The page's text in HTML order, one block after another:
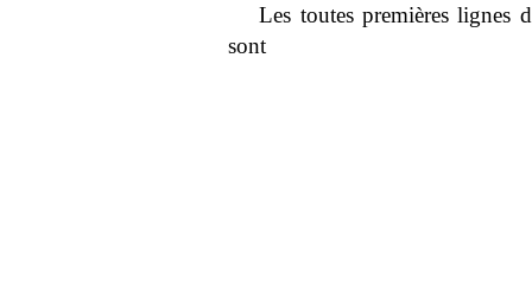
Les toutes premières lignes
sont